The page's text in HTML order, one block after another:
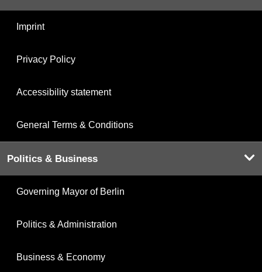
Imprint
Privacy Policy
Accessibility statement
General Terms & Conditions
Politics & Business
Governing Mayor of Berlin
Politics & Administration
Business & Economy